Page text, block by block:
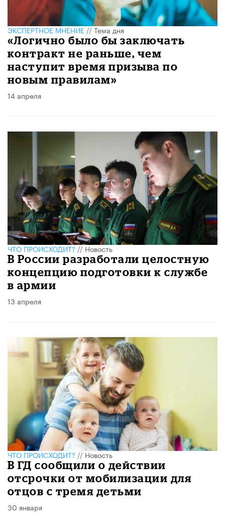
ЭКСПЕРТНОЕ МНЕНИЕ//Тема дня
«Логично было бы заключать
контракт не раньше, чем
наступит время призыва по
новым правилам»
14 апреля
ЧТО ПРОИСХОДИТ?//Новость
В России разработали целостную
концепцию подготовки к службе
в армии
13 апреля
ЧТО ПРОИСХОДИТ? //Новость
В ГД сообщили о действии
отсрочки от мобилизации для
отцов с тремя детьми
30 января